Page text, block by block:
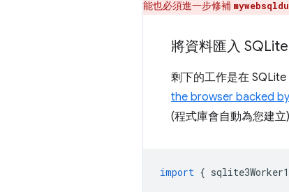
能也必須進一步修補
將資料匯入
剩下的工作是在
the browser backed
(程式庫會自動為您建立
import {